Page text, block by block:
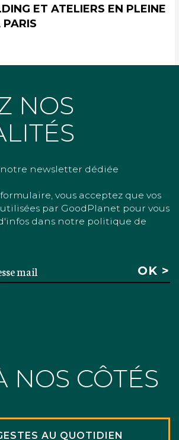
ET ATELIERS EN PLEINE
PARIS
NOS
notre newsletter dédiée
vous acceptez que vos
par GoodPlanet pour vous
dans notre politique de
NOS CÔTÉS
AU QUOTIDIEN